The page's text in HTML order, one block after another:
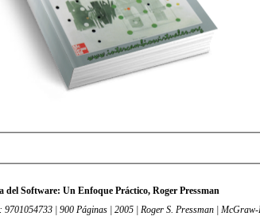
del Software: Un Enfoque Práctico, Roger Pressman
PDF | 308MB | ISBN: 9701054733 | 900 Páginas | 2005 | Roger S. Pressman |